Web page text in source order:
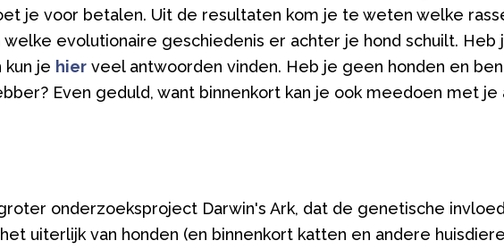
je voor betalen. Uit de resultaten kom je te weten welke
welke evolutionaire geschiedenis er achter je hond schuilt. Heb
je hierveel antwoorden vinden. Heb je geen honden en
Even geduld, want binnenkort kan je ook meedoen met je
onderzoeksproject Darwin's Ark, dat de genetische
uiterlijk van honden (en binnenkort katten en andere